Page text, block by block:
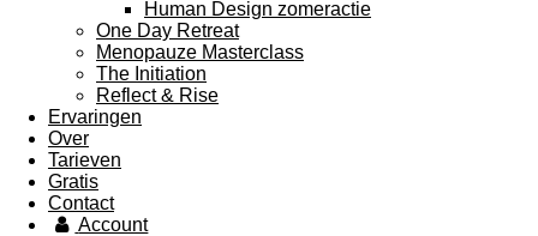
Human Design zomeractie
One Day Retreat
Menopauze Masterclass
The Initiation
Reflect & Rise
Ervaringen
Over
Tarieven
Gratis
Contact
Account